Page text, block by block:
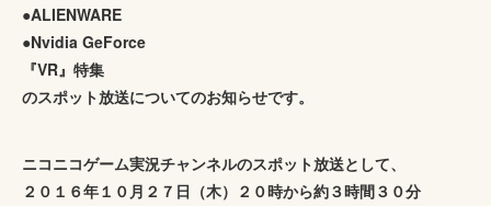
●ALIENWARE
●Nvidia GeForce
『VR』特集
のスポット放送についてのお知らせです。
ニコニコゲーム実況チャンネルのスポット放送として、
２０１６年１０月２７日（木）２０時から約３時間３０分